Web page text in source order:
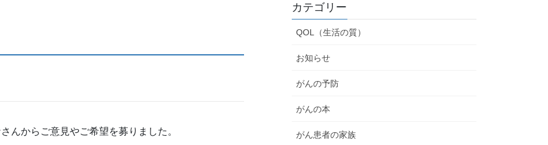
んからご意見やご希望を募りました。
カテゴリー
QOL（生活の質）
お知らせ
がんの予防
がんの本
がん患者の家族